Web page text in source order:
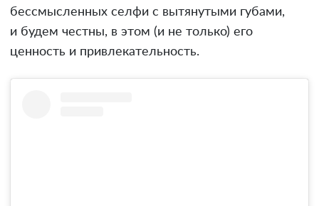
бессмысленных селфи с вытянутыми губами,
и будем честны, в этом (и не только) его
ценность и привлекательность.